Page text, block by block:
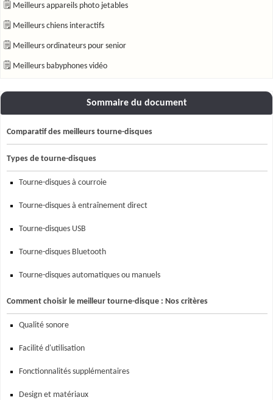
🗒 Meilleurs appareils photo jetables
🗒 Meilleurs chiens interactifs
🗒 Meilleurs ordinateurs pour senior
🗒 Meilleurs babyphones vidéo
Sommaire du document
Comparatif des meilleurs tourne-disques
Types de tourne-disques
Tourne-disques à courroie
Tourne-disques à entraînement direct
Tourne-disques USB
Tourne-disques Bluetooth
Tourne-disques automatiques ou manuels
Comment choisir le meilleur tourne-disque : Nos critères
Qualité sonore
Facilité d'utilisation
Fonctionnalités supplémentaires
Design et matériaux